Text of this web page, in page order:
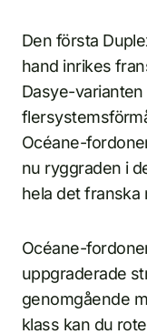
Den första
hand inrikes
Dasye-
Océane-
nu ryggraden i
hela det franska
Océane-
uppgraderade
genomgående
klass kan du